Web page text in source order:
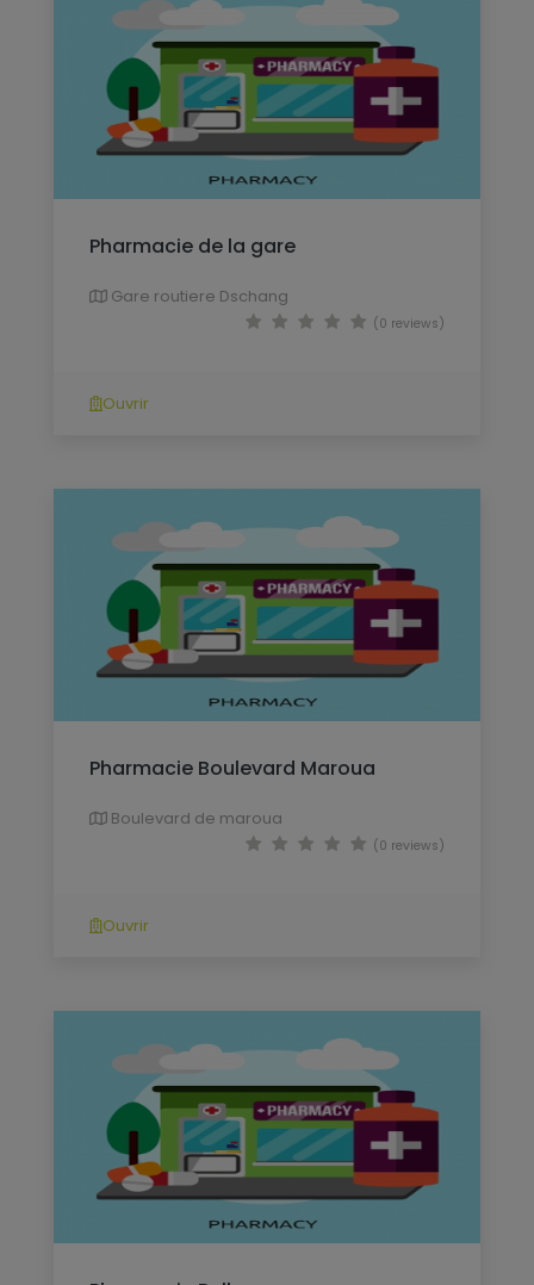
Pharmacie de la gare
Gare routiere Dschang
(0 reviews)
Ouvrir
Pharmacie Boulevard Maroua
Boulevard de maroua
(0 reviews)
Ouvrir